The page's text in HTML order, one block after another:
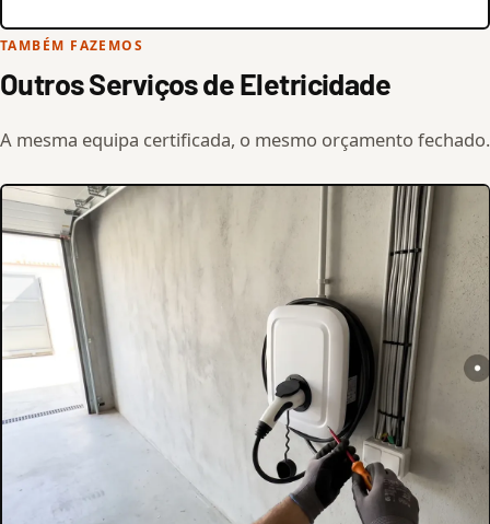
TAMBÉM FAZEMOS
Outros Serviços de Eletricidade
A mesma equipa certificada, o mesmo orçamento fechado.